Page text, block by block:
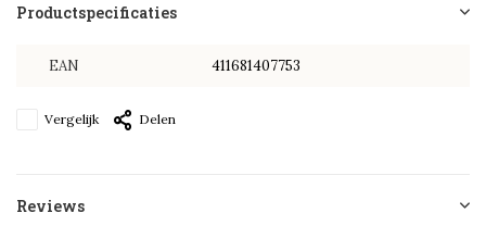
Productspecificaties
EAN 411681407753
Vergelijk Delen
Reviews